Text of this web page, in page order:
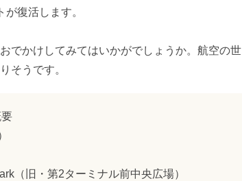
復活します。
でかけしてみてはいかがでしょうか。航空の世
そうです。
（旧・第2ターミナル前中央広場）